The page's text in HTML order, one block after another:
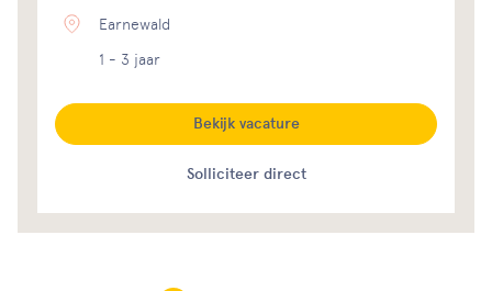
Earnewald
1 - 3 jaar
Solliciteer direct
Bekijk vacature